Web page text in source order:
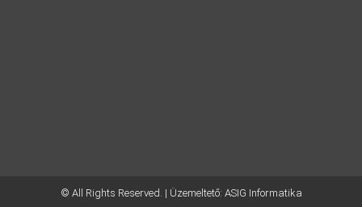
© All Rights Reserved. | Üzemeltető: ASIG Informatika